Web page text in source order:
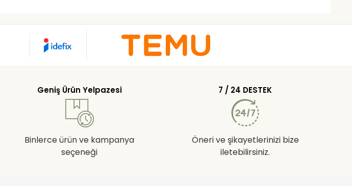
Geniş Ürün Yelpazesi
Binlerce ürün ve kampanya
seçeneği
7 / 24 DESTEK
Öneri ve şikayetlerinizi bize
iletebilirsiniz.